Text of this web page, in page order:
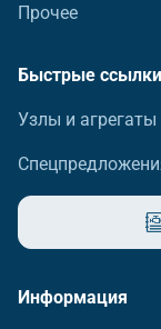
Прочее
Быстрые ссылки
Узлы и агрегаты
Информация